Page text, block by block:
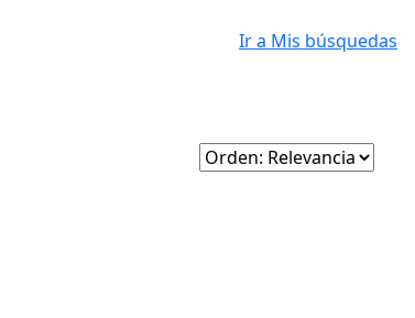
Ir a Mis búsquedas